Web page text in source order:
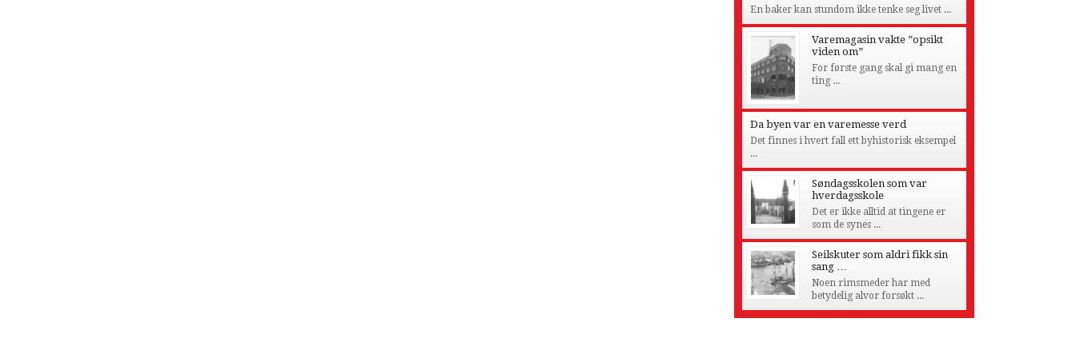
En baker kan stundom ikke tenke seg livet ...
Varemagasin vakte ”opsikt
viden om”
For første gang skal gi mang en
ting ...
Da byen var en varemesse verd
Det finnes i hvert fall ett byhistorisk eksempel
...
Søndagsskolen som var
hverdagsskole
Det er ikke alltid at tingene er
som de synes ...
Seilskuter som aldri fikk sin
sang …
Noen rimsmeder har med
betydelig alvor forsøkt ...